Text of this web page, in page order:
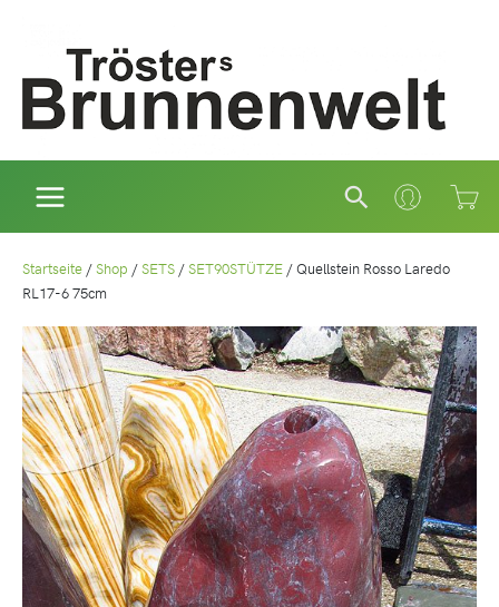
Suchen
Startseite /Shop /SETS /SET90STÜTZE /Quellstein Rosso Laredo
RL17-6 75cm